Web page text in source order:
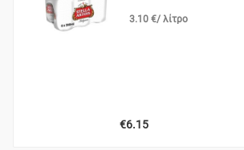
3.10 €/ λίτρο
€6.15